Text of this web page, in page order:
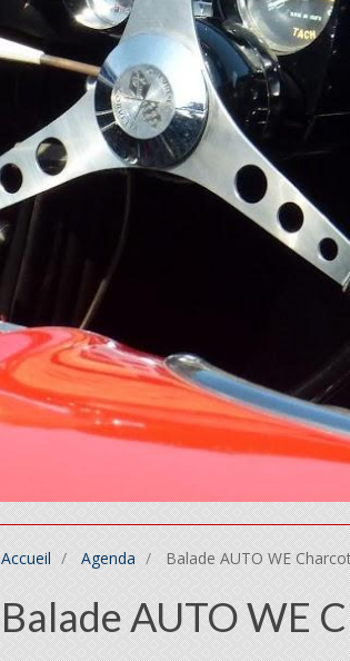
Accueil Agenda Balade AUTO WE
Balade AUTO WE